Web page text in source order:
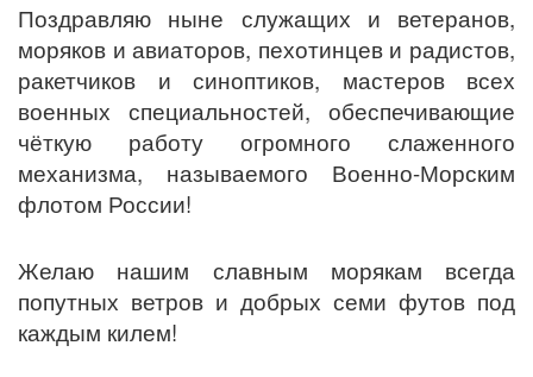
Поздравляю ныне служащих и ветеранов,
моряков и авиаторов, пехотинцев и радистов,
ракетчиков и синоптиков, мастеров всех
военных специальностей, обеспечивающие
чёткую работу огромного слаженного
механизма, называемого Военно-Морским
флотом России!
Желаю нашим славным морякам всегда
попутных ветров и добрых семи футов под
каждым килем!